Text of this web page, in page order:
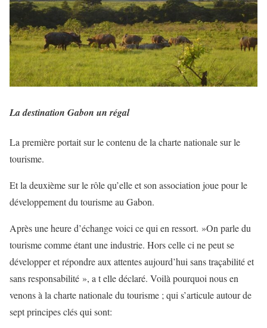
La destination Gabon un régal
La première portait sur le contenu de la charte nationale sur le
tourisme.
Et la deuxième sur le rôle qu’elle et son association joue pour le
développement du tourisme au Gabon.
Après une heure d’échange voici ce qui en ressort. »On parle du
tourisme comme étant une industrie. Hors celle ci ne peut se
développer et répondre aux attentes aujourd’hui sans traçabilité et
sans responsabilité », a t elle déclaré. Voilà pourquoi nous en
venons à la charte nationale du tourisme ; qui s’articule autour de
sept principes clés qui sont: